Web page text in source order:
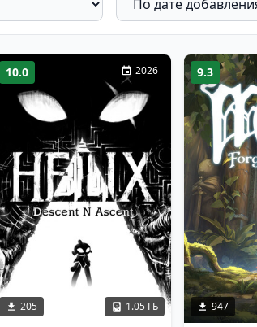
10.0 2026
205 1.05 ГБ
9.3
947